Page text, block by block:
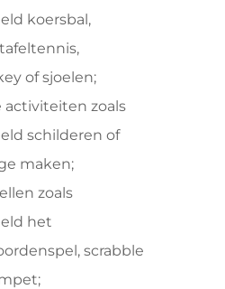
koersbal,
of sjoelen;
activiteiten zoals
schilderen of
maken;
zoals
het
scrabble